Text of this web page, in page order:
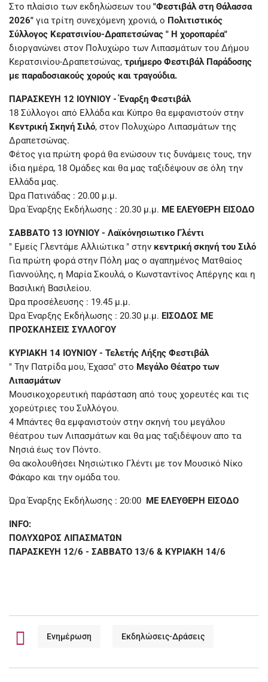
Στο πλαίσιο των εκδηλώσεων του "Φεστιβάλ στη Θάλασσα
2026" για τρίτη συνεχόμενη χρονιά, ο Πολιτιστικός
Σύλλογος Κερατσινίου-Δραπετσώνας " Η χοροπαρέα"
διοργανώνει στον Πολυχώρο των Λιπασμάτων του Δήμου
Κερατσινίου-Δραπετσώνας, τριήμερο Φεστιβάλ Παράδοσης
με παραδοσιακούς χορούς και τραγούδια.
ΠΑΡΑΣΚΕΥΗ 12 ΙΟΥΝΙΟΥ - Έναρξη Φεστιβάλ
18 Σύλλογοι από Ελλάδα και Κύπρο θα εμφανιστούν στην
Κεντρική Σκηνή Σιλό, στον Πολυχώρο Λιπασμάτων της
Δραπετσώνας.
Φέτος για πρώτη φορά θα ενώσουν τις δυνάμεις τους, την
ίδια ημέρα, 18 Ομάδες και θα μας ταξιδέψουν σε όλη την
Ελλάδα μας.
Ώρα Πατινάδας : 20.00 μ.μ.
Ώρα Έναρξης Εκδήλωσης : 20.30 μ.μ. ΜΕ ΕΛΕΥΘΕΡΗ ΕΙΣΟΔΟ
ΣΑΒΒΑΤΟ 13 ΙΟΥΝΙΟΥ - Λαϊκόνησιωτικο Γλέντι
" Εμείς Γλεντάμε Αλλιώτικα " στην κεντρική σκηνή του Σιλό
Για πρώτη φορά στην Πόλη μας ο αγαπημένος Ματθαίος
Γιαννούλης, η Μαρία Σκουλά, ο Κωνσταντίνος Απέργης και η
Βασιλική Βασιλείου.
Ώρα προσέλευσης : 19.45 μ.μ.
Ώρα Έναρξης Εκδήλωσης : 20.30 μ.μ. ΕΙΣΟΔΟΣ ΜΕ
ΠΡΟΣΚΛΗΣΕΙΣ ΣΥΛΛΟΓΟΥ
ΚΥΡΙΑΚΗ 14 ΙΟΥΝΙΟΥ - Τελετής Λήξης Φεστιβάλ
" Την Πατρίδα μου, Έχασα" στο Μεγάλο Θέατρο των
Λιπασμάτων
Μουσικοχορευτική παράσταση από τους χορευτές και τις
χορεύτριες του Συλλόγου.
4 Μπάντες θα εμφανιστούν στην σκηνή του μεγάλου
θέατρου των Λιπασμάτων και θα μας ταξιδέψουν απο τα
Νησιά έως τον Πόντο.
Θα ακολουθήσει Νησιώτικο Γλέντι με τον Μουσικό Νίκο
Φάκαρο και την ομάδα του.
Ώρα Έναρξης Εκδήλωσης : 20:00 ΜΕ ΕΛΕΥΘΕΡΗ ΕΙΣΟΔΟ
INFO:
ΠΟΛΥΧΩΡΟΣ ΛΙΠΑΣΜΑΤΩΝ
ΠΑΡΑΣΚΕΥΗ 12/6 - ΣΑΒΒΑΤΟ 13/6 & ΚΥΡΙΑΚΗ 14/6
Ενημέρωση Εκδηλώσεις-Δράσεις